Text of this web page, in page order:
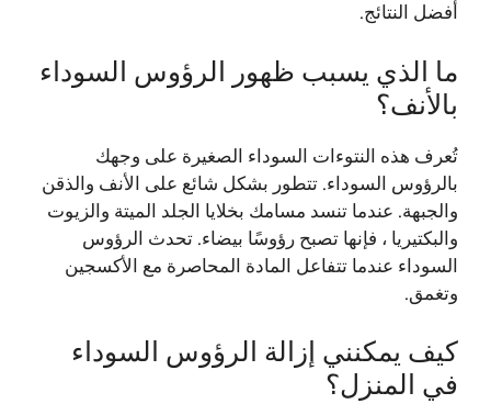
أفضل النتائج.
ما الذي يسبب ظهور الرؤوس السوداء
بالأنف؟
تُعرف هذه النتوءات السوداء الصغيرة على وجهك
بالرؤوس السوداء. تتطور بشكل شائع على الأنف والذقن
والجبهة. عندما تنسد مسامك بخلايا الجلد الميتة والزيوت
والبكتيريا ، فإنها تصبح رؤوسًا بيضاء. تحدث الرؤوس
السوداء عندما تتفاعل المادة المحاصرة مع الأكسجين
وتغمق.
كيف يمكنني إزالة الرؤوس السوداء
في المنزل؟